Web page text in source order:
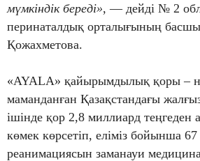
мүмкіндік береді», — дейді № 2
перинаталдық орталығының
Қожахметова.
«AYALA» қайырымдылық қоры –
маманданған Қазақстандағы
ішінде қор 2,8 миллиард теңгеден
көмек көрсетіп, еліміз бойынша 67
реанимациясын заманауи